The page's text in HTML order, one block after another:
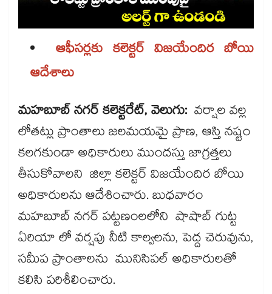
ఆఫీసర్లకు కలెక్టర్ విజయేందిర బోయి
ఆదేశాలు
మహబూబ్ నగర్ కలెక్టరేట్, వెలుగు:వర్షాల వల్ల
లోతట్లు ప్రాంతాలు జలమయమై ప్రాణ, ఆస్తి నష్టం
కలగకుండా అధికారులు ముందస్తు జాగ్రత్తలు
తీసుకోవాలని జిల్లా కలెక్టర్ విజయేందిర బోయి
అధికారులను ఆదేశించారు. బుధవారం
మహబూబ్ నగర్ పట్టణంలలోని షాషాబ్ గుట్ట
ఏరియా లో వర్షపు నీటి కాల్వలను, పెద్ద చెరువును,
సమీప ప్రాంతాలను మునిసిపల్ అధికారులతో
కలిసి పరిశీలించారు.